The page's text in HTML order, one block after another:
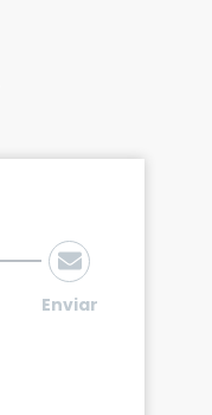
Enviar